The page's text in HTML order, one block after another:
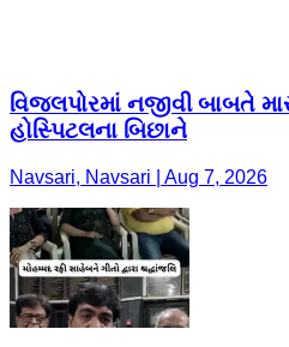
વિજલપોરમાં નજીવી બાબતે
હોસ્પિટલના બિછાને
Navsari, Navsari | Aug 7, 2026